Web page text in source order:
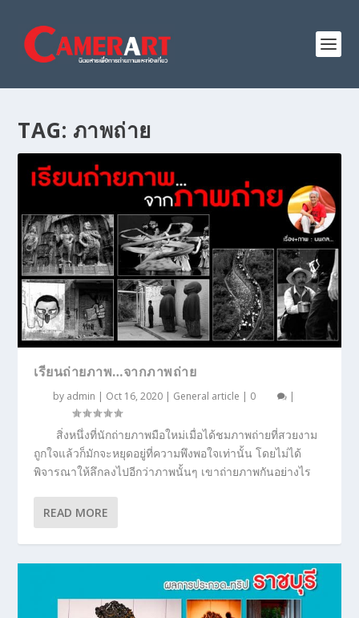
TAG: ภาพถ่าย
เรียนถ่ายภาพ…จากภาพถ่าย
by admin | Oct 16, 2020 | General article | 0 |
สิ่งหนึ่งที่นักถ่ายภาพมือใหม่เมื่อได้ชมภาพถ่ายที่สวยงาม
ถูกใจแล้วก็มักจะหยุดอยู่ที่ความพึงพอใจเท่านั้น โดยไม่ได้
พิจารณาให้ลึกลงไปอีกว่าภาพนั้นๆ เขาถ่ายภาพกันอย่างไร
READ MORE